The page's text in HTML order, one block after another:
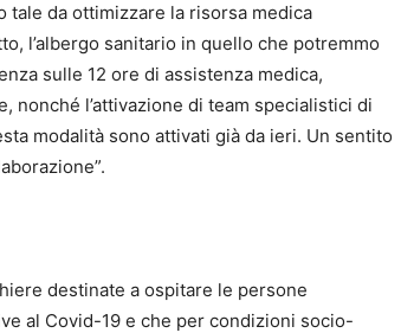
da ottimizzare la risorsa medica
l’albergo sanitario in quello che potremmo
sulle 12 ore di assistenza medica,
nonché l’attivazione di team specialistici di
modalità sono attivati già da ieri. Un sentito
destinate a ospitare le persone
al Covid-19 e che per condizioni socio-